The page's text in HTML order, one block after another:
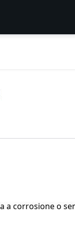
corrosione o